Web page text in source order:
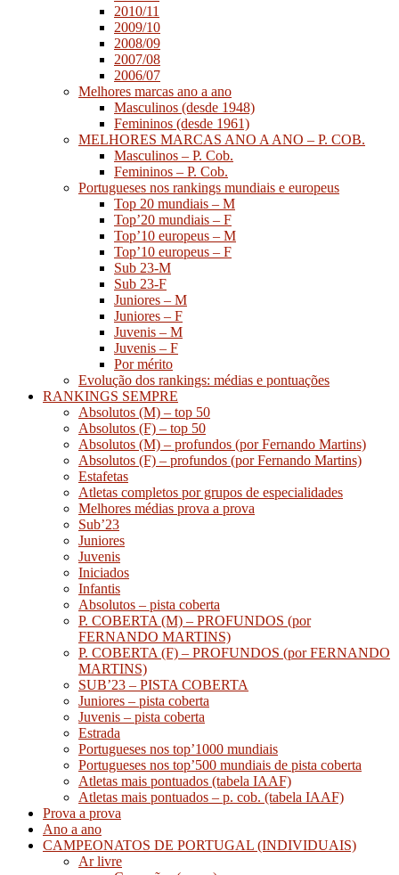
2010/11
2009/10
2008/09
2007/08
2006/07
Melhores marcas ano a ano
Masculinos (desde 1948)
Femininos (desde 1961)
MELHORES MARCAS ANO A ANO – P. COB.
Masculinos – P. Cob.
Femininos – P. Cob.
Portugueses nos rankings mundiais e europeus
Top 20 mundiais – M
Top’20 mundiais – F
Top’10 europeus – M
Top’10 europeus – F
Sub 23-M
Sub 23-F
Juniores – M
Juniores – F
Juvenis – M
Juvenis – F
Por mérito
Evolução dos rankings: médias e pontuações
RANKINGS SEMPRE
Absolutos (M) – top 50
Absolutos (F) – top 50
Absolutos (M) – profundos (por Fernando Martins)
Absolutos (F) – profundos (por Fernando Martins)
Estafetas
Atletas completos por grupos de especialidades
Melhores médias prova a prova
Sub’23
Juniores
Juvenis
Iniciados
Infantis
Absolutos – pista coberta
P. COBERTA (M) – PROFUNDOS (por
FERNANDO MARTINS)
P. COBERTA (F) – PROFUNDOS (por FERNANDO
MARTINS)
SUB’23 – PISTA COBERTA
Juniores – pista coberta
Juvenis – pista coberta
Estrada
Portugueses nos top’1000 mundiais
Portugueses nos top’500 mundiais de pista coberta
Atletas mais pontuados (tabela IAAF)
Atletas mais pontuados – p. cob. (tabela IAAF)
Prova a prova
Ano a ano
CAMPEONATOS DE PORTUGAL (INDIVIDUAIS)
Ar livre